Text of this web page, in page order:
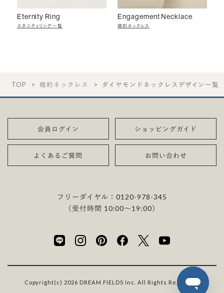
Eternity Ring
エタニティリング一覧
Engagement Necklace
婚約ネックレス
TOP 婚約ネックレス ダイヤモンドネックレスデザイン一覧
会員ログイン ショッピングガイド
よくあるご質問 お問い合わせ
フリーダイヤル：0120-978-345
（受付時間 10:00〜19:00）
Copyright(c) 2026 DREAM FIELDS Inc. All Rights Reserved.